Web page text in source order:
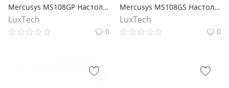
Mercusys MS108GP Настольный коммутатор с 8 гигабитными портами (7 портов PoE+)
LuxTech
0
Mercusys MS108GS Настольный коммутатор с 8 гигабитными портами
LuxTech
0